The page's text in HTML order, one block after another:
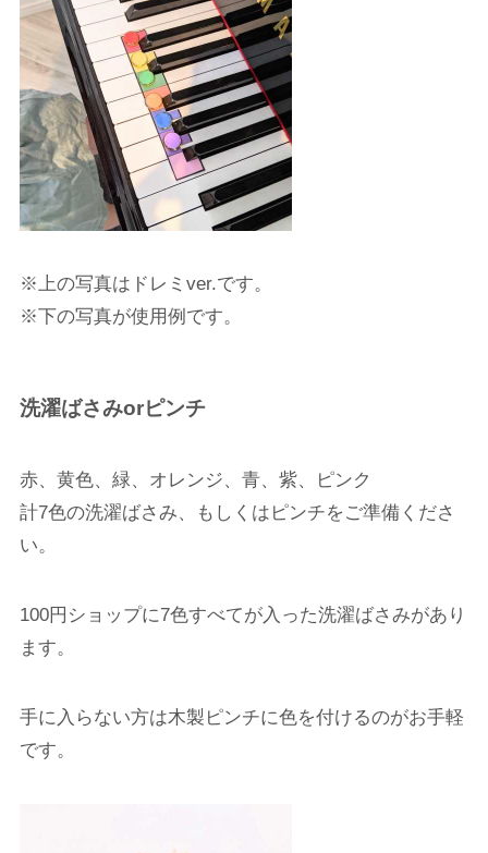
※上の写真はドレミver.です。
※下の写真が使用例です。
洗濯ばさみorピンチ
赤、黄色、緑、オレンジ、青、紫、ピンク
計7色の洗濯ばさみ、もしくはピンチをご準備くださ
い。
100円ショップに7色すべてが入った洗濯ばさみがあり
ます。
手に入らない方は木製ピンチに色を付けるのがお手軽
です。